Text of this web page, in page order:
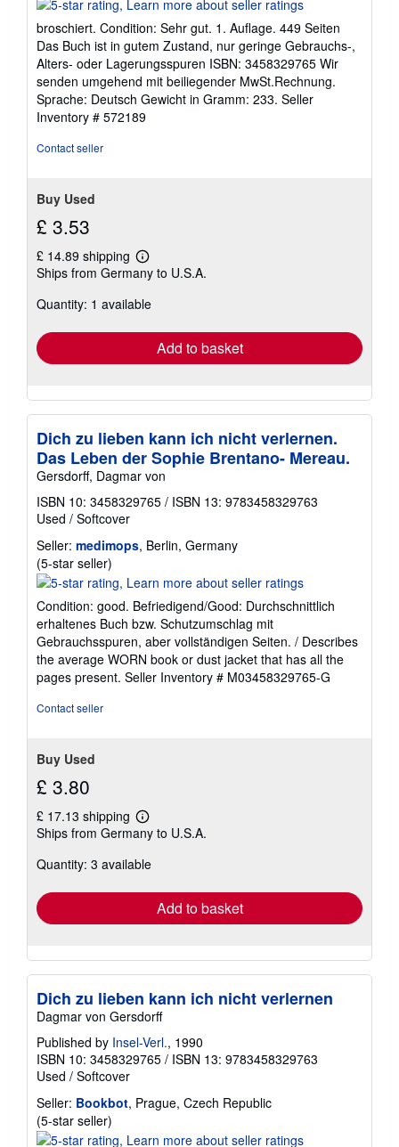
out
of
5
stars
broschiert. Condition: Sehr gut. 1. Auflage. 449 Seiten
Das Buch ist in gutem Zustand, nur geringe Gebrauchs-,
Alters- oder Lagerungsspuren ISBN: 3458329765 Wir
senden umgehend mit beiliegender MwSt.Rechnung.
Sprache: Deutsch Gewicht in Gramm: 233. Seller
Inventory # 572189
Contact seller
Buy Used
£ 3.53
£ 14.89 shipping
Learn
more
shipping
Ships from Germany to U.S.A.
Quantity: 1 available
Add to basket
Dich zu lieben kann ich nicht verlernen.
Das Leben der Sophie Brentano- Mereau.
Gersdorff, Dagmar von
ISBN 10: 3458329765 / ISBN 13: 9783458329763
Used / Softcover
Seller: medimops, Berlin, Germany
(5-star seller)
rating
out
of
5
stars
Condition: good. Befriedigend/Good: Durchschnittlich
erhaltenes Buch bzw. Schutzumschlag mit
Gebrauchsspuren, aber vollständigen Seiten. / Describes
the average WORN book or dust jacket that has all the
pages present. Seller Inventory # M03458329765-G
Contact seller
Buy Used
£ 3.80
£ 17.13 shipping
Learn
more
shipping
Ships from Germany to U.S.A.
Quantity: 3 available
Add to basket
Dich zu lieben kann ich nicht verlernen
Dagmar von Gersdorff
Published by Insel-Verl., 1990
ISBN 10: 3458329765 / ISBN 13: 9783458329763
Used / Softcover
Seller: Bookbot, Prague, Czech Republic
(5-star seller)
rating